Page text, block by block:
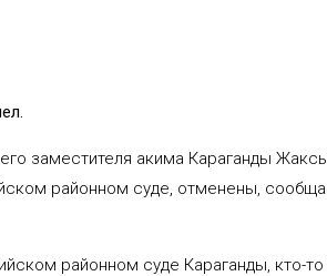
заместителя акима Караганды
районном суде, отменены,
районном суде Караганды, кто-